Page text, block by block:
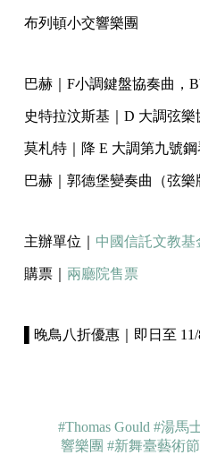
布列頓小交響樂團
巴赫｜F小調鍵盤協奏曲，
史特拉汶斯基｜D 大調弦樂
莫札特｜降 E 大調第九號鋼
巴赫｜郭德堡變奏曲（弦樂
主辦單位｜ 中國信託文教基
購票｜ 兩廳院售票
▌晚鳥八折優惠｜即日至
#Thomas Gould #湯馬
響樂團 #新舞臺藝術節